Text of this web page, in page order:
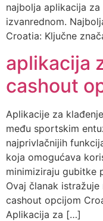
najbolja aplikacija
izvanrednom.
Croatia: Ključne
aplikacija
cashout
Aplikacije za
među sportskim
najprivlačnijih
koja omogućava
minimiziraju gubitke
Ovaj članak
cashout opcijom
Aplikacija za […]